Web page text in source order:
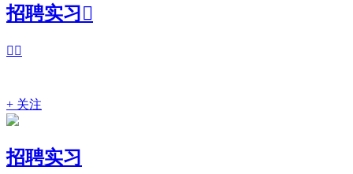
招聘实习 
 
+ 关注
招聘实习